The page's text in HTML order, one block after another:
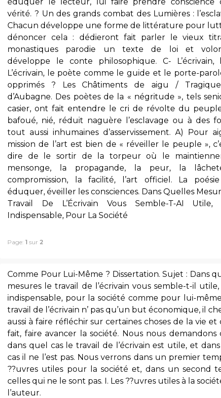
vérité. ? Un des grands combat des Lumières :
Chacun développe une forme de littérature pour
dénoncer cela : dédieront fait parler le vieux
monastiques parodie un texte de loi et
développe le conte philosophique. C- L’écrivain,
L’écrivain, le poète comme le guide et le porte-
opprimés ? Les Châtiments de aigu /
d’Aubagne. Des poètes de la « négritude », tels
casier, ont fait entendre le cri de révolte du
bafoué, nié, réduit naguère l’esclavage ou à des
tout aussi inhumaines d’asservissement. A) Pour
mission de l’art est bien de « réveiller le peuple »,
dire de le sortir de la torpeur où le
mensonge, la propagande, la peur, la
compromission, la facilité, l’art officiel. La
éduquer, éveiller les consciences. Dans Quelles
Travail De L’Écrivain Vous Semble-T-AI Utile,
Indispensable, Pour La Société
Page: 1 sur 2
Comme Pour Lui-Même ? Dissertation. Sujet : Dans
mesures le travail de l’écrivain vous semble-t-il
indispensable, pour la société comme pour lui-
travail de l’écrivain n’ pas qu’un but économique, il
aussi à faire réfléchir sur certaines choses de la vie et
fait, faire avancer la société. Nous nous demandons
dans quel cas le travail de l’écrivain est utile, et
cas il ne l’est pas. Nous verrons dans un premier
??uvres utiles pour la société et, dans un second
celles qui ne le sont pas. I. Les ??uvres utiles à la
l’auteur.